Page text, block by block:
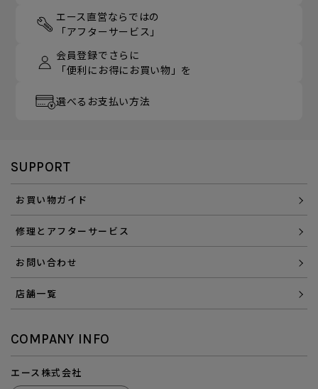
エース直営ならではの
「アフターサービス」
会員登録でさらに
「便利にお得にお買い物」を
選べるお支払い方法
SUPPORT
お買い物ガイド
修理とアフターサービス
お問い合わせ
店舗一覧
COMPANY INFO
エース株式会社